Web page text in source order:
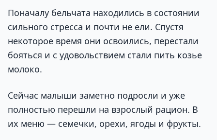
Поначалу бельчата находились в состоянии
сильного стресса и почти не ели. Спустя
некоторое время они освоились, перестали
бояться и с удовольствием стали пить козье
молоко.
Сейчас малыши заметно подросли и уже
полностью перешли на взрослый рацион. В
их меню — семечки, орехи, ягоды и фрукты.